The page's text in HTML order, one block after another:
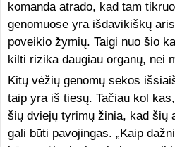
komanda atrado, kad tam
genomuose yra išdavikiškų
poveikio žymių. Taigi nuo šio
kilti rizika daugiau organų, nei
Kitų vėžių genomų sekos
taip yra iš tiesų. Tačiau kol
šių dviejų tyrimų žinia, kad šių
gali būti pavojingas. „Kaip